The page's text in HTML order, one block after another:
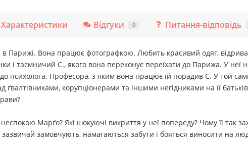
Характеристики Відгуки 0 Питання-відповідь
Парижі. Вона працює фотографкою. Любить красивий одяг,
і таємничий С., якого вона переконує переїхати до Парижа. У
до психолога. Професора, з яким вона працює їй порадив С. У той
ґвалтівниками, корупціонерами та іншими негідниками на її
Марґо? Які шокуючі викриття у неї попереду? Чому її так
замовчують, намагаються забути і бояться виносити на